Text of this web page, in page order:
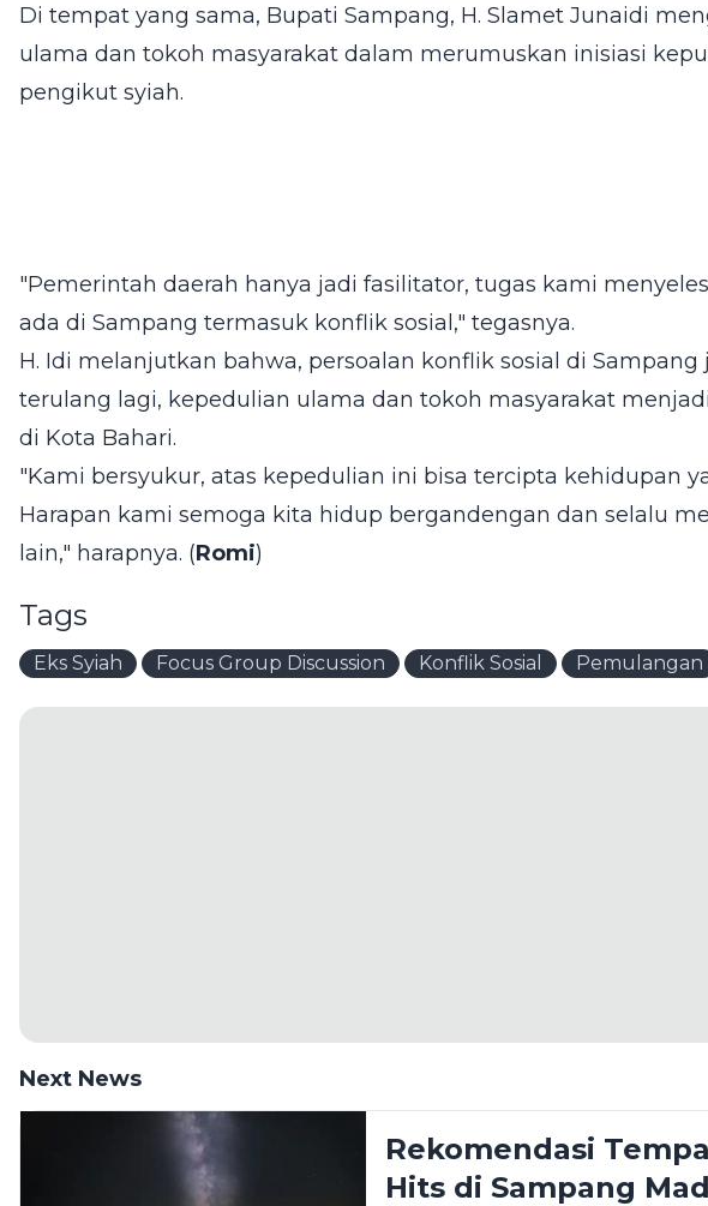
Di tempat yang sama, Bupati Sampang, H. Slamet Junaidi
ulama dan tokoh masyarakat dalam merumuskan inisiasi
pengikut syiah.
"Pemerintah daerah hanya jadi fasilitator, tugas kami
ada di Sampang termasuk konflik sosial," tegasnya.
H. Idi melanjutkan bahwa, persoalan konflik sosial di Sampang
terulang lagi, kepedulian ulama dan tokoh masyarakat
di Kota Bahari.
"Kami bersyukur, atas kepedulian ini bisa tercipta kehidupan
Harapan kami semoga kita hidup bergandengan dan selalu
lain," harapnya. (Romi)
Tags
Eks Syiah Focus Group Discussion Konflik Sosial Pemulangan
Next News
Rekomendasi
Hits di Sampang